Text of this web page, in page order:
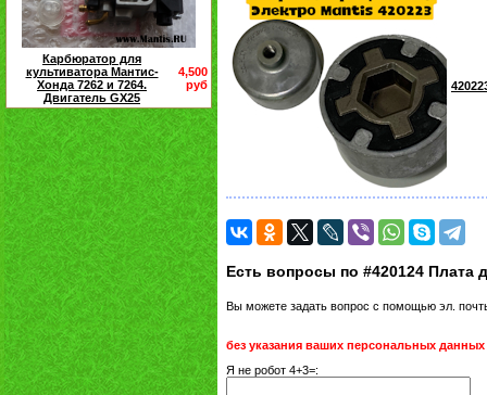
Карбюратор для
культиватора Мантис-
Хонда 7262 и 7264.
Двигатель GX25
4,500
руб
Есть вопросы по #420124 Плата
Вы можете задать вопрос с помощью эл.
без указания ваших персональных данных
Я не робот 4+3=: